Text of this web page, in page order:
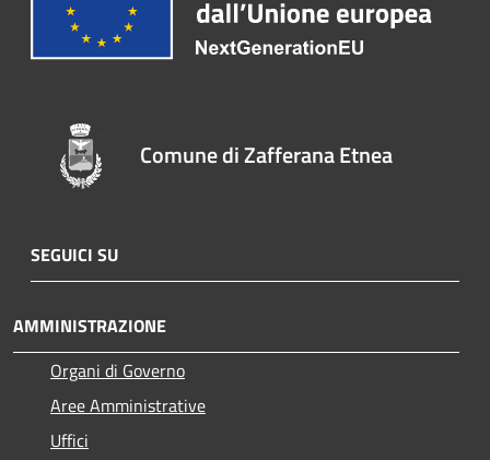
Comune di Zafferana Etnea
SEGUICI SU
AMMINISTRAZIONE
Organi di Governo
Aree Amministrative
Uffici